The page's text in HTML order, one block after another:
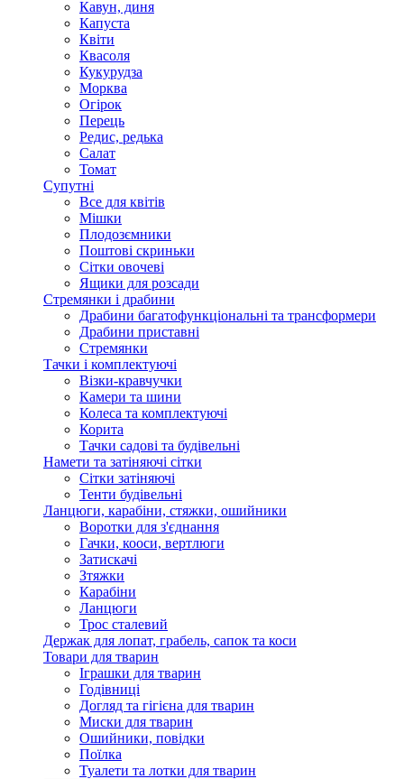
Кавун, диня
Капуста
Квіти
Квасоля
Кукурудза
Морква
Огірок
Перець
Редис, редька
Салат
Томат
Супутні
Все для квітів
Мішки
Плодозємники
Поштові скриньки
Сітки овочеві
Ящики для розсади
Стремянки і драбини
Драбини багатофункціональні та трансформери
Драбини приставні
Стремянки
Тачки і комплектуючі
Візки-кравчучки
Камери та шини
Колеса та комплектуючі
Корита
Тачки садові та будівельні
Намети та затіняючі сітки
Сітки затіняючі
Тенти будівельні
Ланцюги, карабіни, стяжки, ошийники
Воротки для з'єднання
Гачки, кооси, вертлюги
Затискачі
Зтяжки
Карабіни
Ланцюги
Трос сталевий
Держак для лопат, грабель, сапок та коси
Товари для тварин
Іграшки для тварин
Годівниці
Догляд та гігієна для тварин
Миски для тварин
Ошийники, повідки
Поїлка
Туалети та лотки для тварин